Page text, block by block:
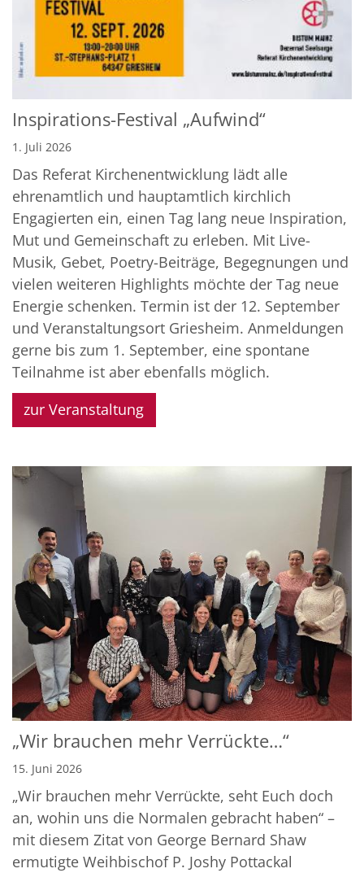
Inspirations-Festival „Aufwind“
1. Juli 2026
Das Referat Kirchenentwicklung lädt alle
ehrenamtlich und hauptamtlich kirchlich
Engagierten ein, einen Tag lang neue Inspiration,
Mut und Gemeinschaft zu erleben. Mit Live-
Musik, Gebet, Poetry-Beiträge, Begegnungen und
vielen weiteren Highlights möchte der Tag neue
Energie schenken. Termin ist der 12. September
und Veranstaltungsort Griesheim. Anmeldungen
gerne bis zum 1. September, eine spontane
Teilnahme ist aber ebenfalls möglich.
zur Veranstaltung
„Wir brauchen mehr Verrückte…“
15. Juni 2026
„Wir brauchen mehr Verrückte, seht Euch doch
an, wohin uns die Normalen gebracht haben“ –
mit diesem Zitat von George Bernard Shaw
ermutigte Weihbischof P. Joshy Pottackal